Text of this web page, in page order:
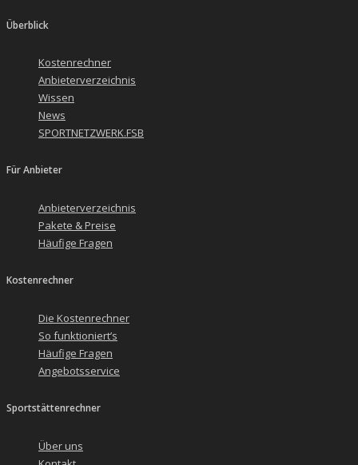
Überblick
Kostenrechner
Anbieterverzeichnis
Wissen
News
SPORTNETZWERK.FSB
Für Anbieter
Anbieterverzeichnis
Pakete & Preise
Häufige Fragen
Kostenrechner
Die Kostenrechner
So funktioniert’s
Häufige Fragen
Angebotsservice
Sportstättenrechner
Über uns